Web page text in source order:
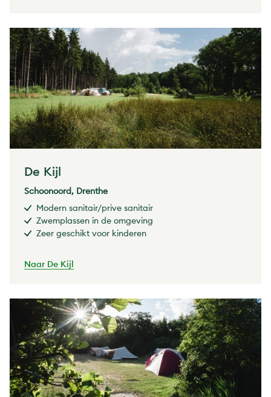
De Kijl
Schoonoord, Drenthe
Modern sanitair/prive sanitair
Zwemplassen in de omgeving
Zeer geschikt voor kinderen
Naar De Kijl